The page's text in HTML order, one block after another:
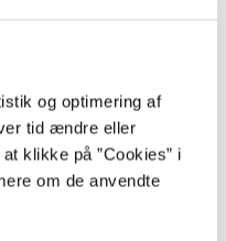
og optimering af
tid ændre eller
klikke på ”Cookies” i
om de anvendte
konkretes videnskab